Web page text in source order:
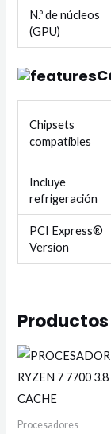
N.º de núcleos
(GPU)
Chipsets
compatibles
Incluye
refrigeración
PCI Express®
Version
Procesadores